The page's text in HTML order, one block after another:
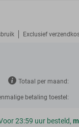
Exclusief
Totaal per maand:
betaling toestel:
23:59 uur besteld,